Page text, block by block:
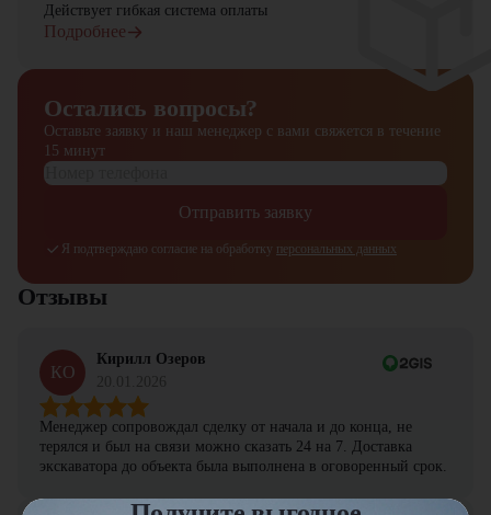
Действует гибкая система оплаты
Подробнее
Остались вопросы?
Оставьте заявку и наш менеджер с вами свяжется в течение
15 минут
Отправить заявку
Я подтверждаю согласие на обработку персональных данных
Отзывы
КО
Кирилл Озеров
Менеджер сопровождал сделку от начала и до конца, не
терялся и был на связи можно сказать 24 на 7. Доставка
экскаватора до объекта была выполнена в оговоренный срок.